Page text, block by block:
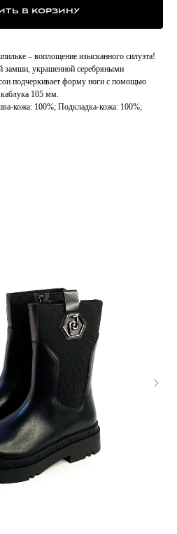
в корзину
– воплощение изысканного силуэта!
замши, украшенной серебряными
подчеркивает форму ноги с помощью
каблука 105 мм.
кожа: 100%; Подкладка-кожа: 100%;